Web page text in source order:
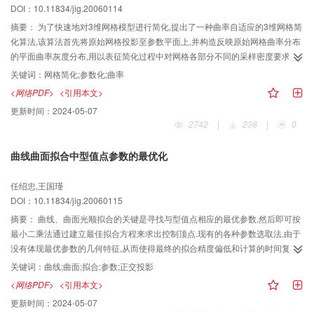
DOI：10.11834/jig.20060114
摘要： 为了快速地对3维网格模型进行简化,提出了一种曲率自适应的3维网格简
化算法,该算法首先将原始网格投影至参数平面上,并构造反映原始网格曲率分布
的平面曲率灰度分布,用以表征简化过程中对网格各部分不同的采样密度要求;然
后根据等曲率灰度分割的原则来对参数平面进行二叉树剖分,以构造反映其不均
匀分布的非均衡二叉树结构,并依此选取简化后的网格顶点集合,以构造简化的三
角网格.该算法的优点是执行速度快,同时在简化过程中仍能充分保持原始网格的
细节.
关键词： 网格简化;参数化;曲率
<网络PDF> <引用本文>
更新时间： 2024-05-07
2742
| 238 | 0
曲线曲面拟合中型值点参数的最优化
任绍忠,王国瑾
DOI：10.11834/jig.20060115
摘要： 曲线、曲面光顺拟合的关键是寻找与型值点相应的最优参数,然后即可按
最小二乘法通过建立最佳拟合方程来求出控制顶点.现有的各种参数选取法,由于
没有体现最优参数的几何特征,从而使得最终的拟合精度偏低和计算的时间复杂
性偏大.为了提高曲线、曲面拟合精度和计算速度,提出了一种型值点参数最优化
的算法,该算法先利用点到曲线、曲面的正交投影,结合参数坐标邻域的搜索来提
高计算速度,然后在曲线、曲面的迭代过程中不断修正参数,最终产生具有明显几
何意义的型值点参数,以达到最佳拟合效果.与Hoschek,Carlos以及Piegl等算法
关键词： 曲线;曲面;拟合;参数;正交投影
<网络PDF> <引用本文>
更新时间： 2024-05-07